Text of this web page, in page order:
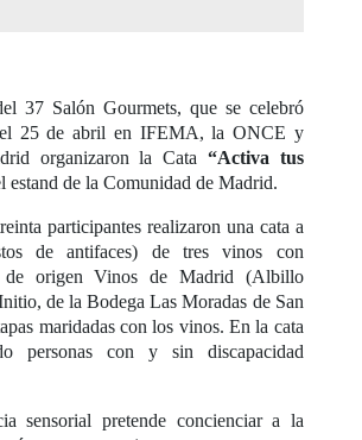
37 Salón Gourmets, que se celebró
25 de abril en IFEMA, la ONCE y
organizaron la Cata “Activa tus
estand de la Comunidad de Madrid.
participantes realizaron una cata a
de antifaces) de tres vinos con
de origen Vinos de Madrid (Albillo
de la Bodega Las Moradas de San
maridadas con los vinos. En la cata
personas con y sin discapacidad
sensorial pretende concienciar a la